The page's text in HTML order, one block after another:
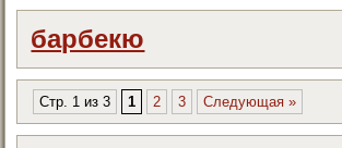
барбекю
Стр. 1 из 3 1 2 3 Следующая »